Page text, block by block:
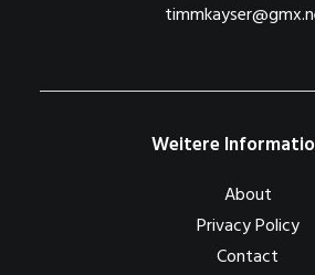
Weitere
About
Privacy Policy
Contact